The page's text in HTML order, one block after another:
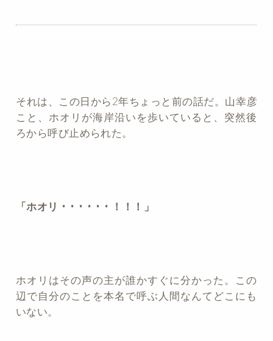
それは、この日から2年ちょっと前の話だ。山幸彦
こと、ホオリが海岸沿いを歩いていると、突然後
ろから呼び止められた。
「ホオリ ･ ･ ･ ･ ･ ･ ！！！」
ホオリはその声の主が誰かすぐに分かった。この
辺で自分のことを本名で呼ぶ人間なんてどこにも
いない。